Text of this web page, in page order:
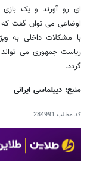
ای رو آورند و یک بازی
اوضاعی می توان گفت که
با مشکلات داخلی به
ریاست جمهوری می
گردد.
منبع: دیپلماسی ایرانی
کد مطلب 284991